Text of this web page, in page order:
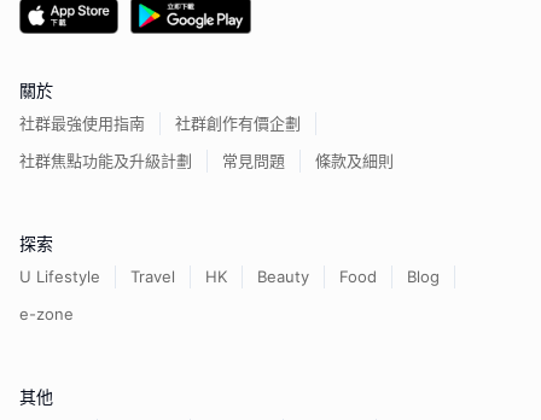
關於
社群最強使用指南
社群創作有價企劃
社群焦點功能及升級計劃
常見問題 條款及細則
探索
U Lifestyle Travel HK Beauty Food
Blog
e-zone
其他